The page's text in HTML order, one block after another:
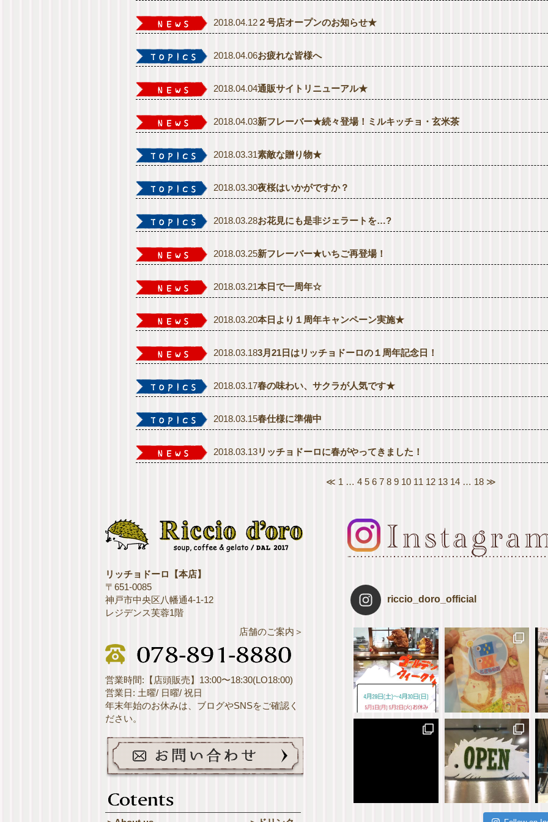
2018.04.12 ２号店オープンのお知らせ★
2018.04.06お疲れな皆様へ
2018.04.04通販サイトリニューアル★
2018.04.03新フレーバー★続々登場！ミルキッチョ・玄米茶
2018.03.31素敵な贈り物★
2018.03.30夜桜はいかがですか？
2018.03.28お花見にも是非ジェラートを…?
2018.03.25新フレーバー★いちご再登場！
2018.03.21本日で一周年☆
2018.03.20本日より１周年キャンペーン実施★
2018.03.183月21日はリッチョドーロの１周年記念日！
2018.03.17春の味わい、サクラが人気です★
2018.03.15春仕様に準備中
2018.03.13リッチョドーロに春がやってきました！
≪ 1 … 4 5 6 7 8 9 10 11 12 13 14 … 18 ≫
リッチョドーロ【本店】
〒651-0085
神戸市中央区八幡通4-1-12
レジデンス芙蓉1階
店舗のご案内＞
営業時間:【店頭販売】13:00〜18:30(LO18:00)
営業日: 土曜/ 日曜/ 祝日
年末年始のお休みは、ブログやSNSをご確認く
ださい。
riccio_doro_official